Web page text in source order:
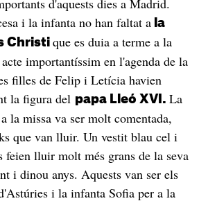
d'aquests dies a Madrid.
i la infanta no han faltat ala
Christi que es duia a terme a la
importantíssim en l'agenda de la
filles de Felip i Letícia havien
la figura del papa Lleó XVI. La
la missa va ser molt comentada,
que van lluir. Un vestit blau cel i
feien lluir molt més grans de la seva
i dinou anys. Aquests van ser els
i la infanta Sofia per a la